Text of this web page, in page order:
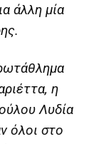
άλλη μία
η
Λυδία
όλοι στο